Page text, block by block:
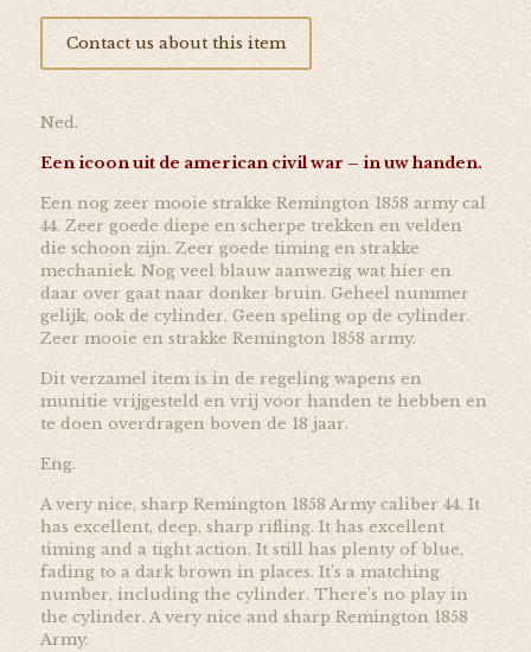
Contact us about this item
Ned.
Een icoon uit de american civil war – in uw handen.
Een nog zeer mooie strakke Remington 1858 army cal
44. Zeer goede diepe en scherpe trekken en velden
die schoon zijn. Zeer goede timing en strakke
mechaniek. Nog veel blauw aanwezig wat hier en
daar over gaat naar donker bruin. Geheel nummer
gelijk, ook de cylinder. Geen speling op de cylinder.
Zeer mooie en strakke Remington 1858 army.
Dit verzamel item is in de regeling wapens en
munitie vrijgesteld en vrij voor handen te hebben en
te doen overdragen boven de 18 jaar.
Eng.
A very nice, sharp Remington 1858 Army caliber 44. It
has excellent, deep, sharp rifling. It has excellent
timing and a tight action. It still has plenty of blue,
fading to a dark brown in places. It’s a matching
number, including the cylinder. There’s no play in
the cylinder. A very nice and sharp Remington 1858
Army.